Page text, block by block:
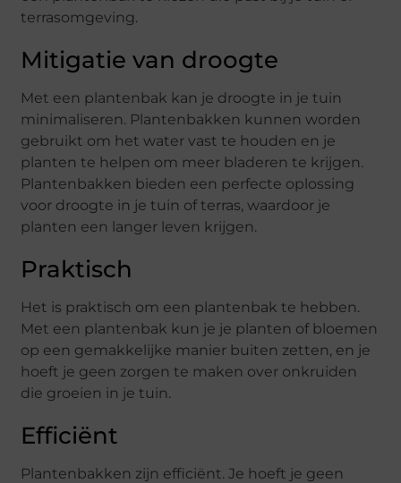
terrasomgeving.
Mitigatie van droogte
Met een plantenbak kan je droogte in je tuin
minimaliseren. Plantenbakken kunnen worden
gebruikt om het water vast te houden en je
planten te helpen om meer bladeren te krijgen.
Plantenbakken bieden een perfecte oplossing
voor droogte in je tuin of terras, waardoor je
planten een langer leven krijgen.
Praktisch
Het is praktisch om een plantenbak te hebben.
Met een plantenbak kun je je planten of bloemen
op een gemakkelijke manier buiten zetten, en je
hoeft je geen zorgen te maken over onkruiden
die groeien in je tuin.
Efficiënt
Plantenbakken zijn efficiënt. Je hoeft je geen